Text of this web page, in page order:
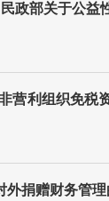
政部关于公益
营利组织免税
外捐赠财务管